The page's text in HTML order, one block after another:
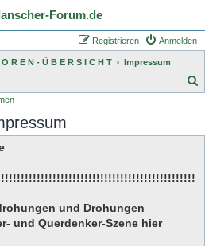
Forum.de
Anmelden
Registrieren
O R E N - Ü B E R S I C H T
Impressum
h
und Drohungen
und Querdenker-Szene hier